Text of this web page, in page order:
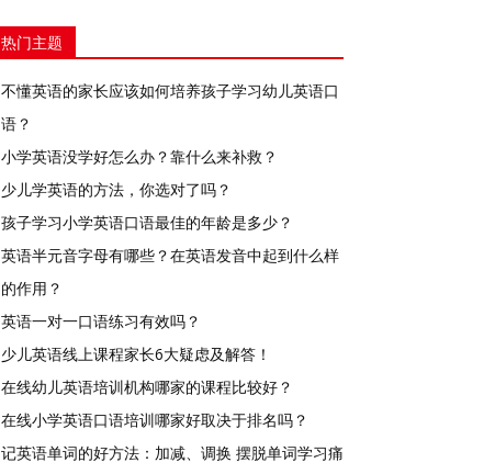
热门主题
不懂英语的家长应该如何培养孩子学习幼儿英语口
语？
小学英语没学好怎么办？靠什么来补救？
少儿学英语的方法，你选对了吗？
孩子学习小学英语口语最佳的年龄是多少？
英语半元音字母有哪些？在英语发音中起到什么样
的作用？
英语一对一口语练习有效吗？
少儿英语线上课程家长6大疑虑及解答！
在线幼儿英语培训机构哪家的课程比较好？
在线小学英语口语培训哪家好取决于排名吗？
记英语单词的好方法：加减、调换 摆脱单词学习痛